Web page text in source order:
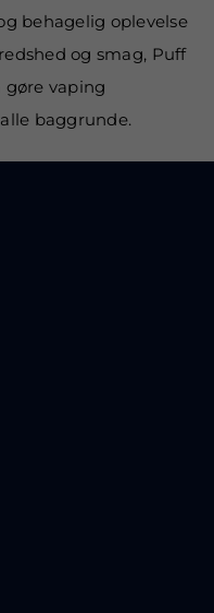
behagelig oplevelse
og smag, Puff
gøre vaping
baggrunde.